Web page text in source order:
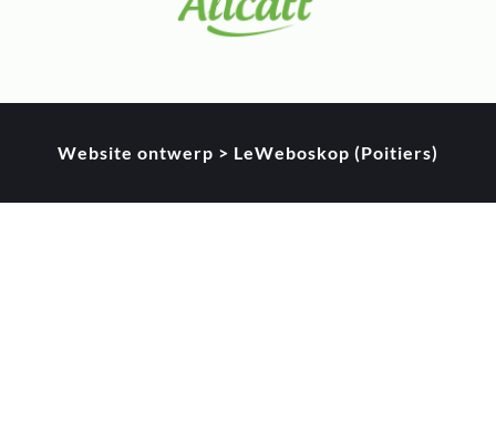
Website ontwerp > LeWeboskop (Poitiers)